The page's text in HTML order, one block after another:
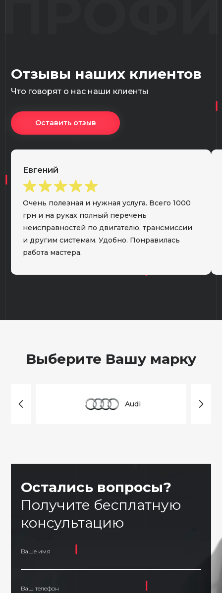
Отзывы наших клиентов
Что говорят о нас наши клиенты
Оставить отзыв
Евгений
Очень полезная и нужная услуга. Всего 1000
грн и на руках полный перечень
неисправностей по двигателю, трансмиссии
и другим системам. Удобно. Понравилась
работа мастера.
Выберите Вашу марку
Audi
Остались вопросы?
Получите бесплатную
консультацию
Ваше имя
Ваш телефон